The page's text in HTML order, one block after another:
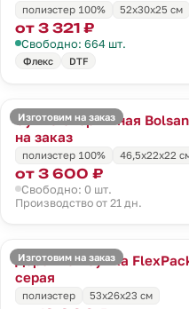
полиэстер 100% 52х30х25 см
от 3 321 ₽
Свободно: 664 шт.
Флекс DTF
Изготовим на заказ
Сумка спортивная
на заказ
полиэстер 100% 46,5х22х22
от 3 600 ₽
Свободно: 0 шт.
Производство от 21 дн.
Изготовим на заказ
Дорожная сумка
серая
полиэстер 53x26x23 см